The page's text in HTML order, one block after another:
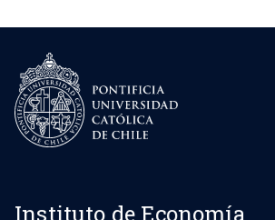
Instituto de Economía